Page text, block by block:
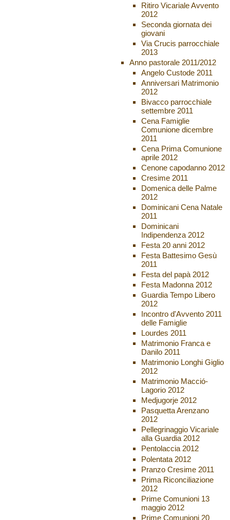
Ritiro Vicariale Avvento
2012
Seconda giornata dei
giovani
Via Crucis parrocchiale
2013
Anno pastorale 2011/2012
Angelo Custode 2011
Anniversari Matrimonio
2012
Bivacco parrocchiale
settembre 2011
Cena Famiglie
Comunione dicembre
2011
Cena Prima Comunione
aprile 2012
Cenone capodanno 2012
Cresime 2011
Domenica delle Palme
2012
Dominicani Cena Natale
2011
Dominicani
Indipendenza 2012
Festa 20 anni 2012
Festa Battesimo Gesù
2011
Festa del papà 2012
Festa Madonna 2012
Guardia Tempo Libero
2012
Incontro d'Avvento 2011
delle Famiglie
Lourdes 2011
Matrimonio Franca e
Danilo 2011
Matrimonio Longhi Giglio
2012
Matrimonio Macció-
Lagorio 2012
Medjugorje 2012
Pasquetta Arenzano
2012
Pellegrinaggio Vicariale
alla Guardia 2012
Pentolaccia 2012
Polentata 2012
Pranzo Cresime 2011
Prima Riconciliazione
2012
Prime Comunioni 13
maggio 2012
Prime Comunioni 20